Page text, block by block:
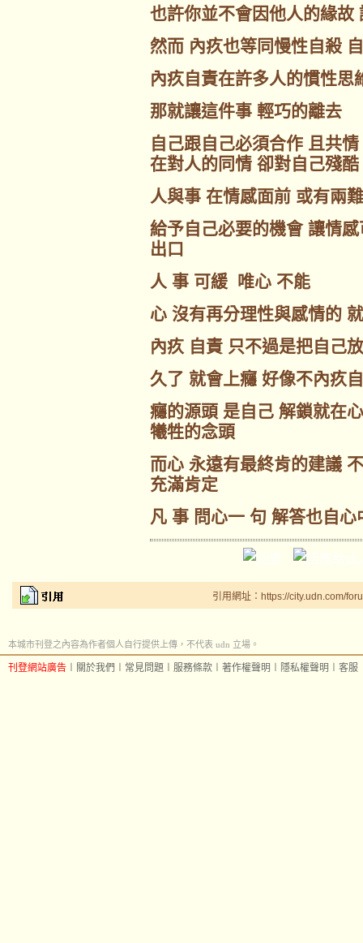
也許你並不會因他人的緣故
然而 內疚也等同慢性自殺
內疚自責在許多人的慣性思
那就讓這件事 輕巧的離去
自己跟自己必須合作 且共
在對人的同情 卻對自己殘酷
人與事 在情感面前 或有兩
給予自己必要的機會 讓情
出口
人 事 可緩 唯心 不能
心 沒有再分理性與感情的
內疚 自責 只不過是把自己
久了 就會上癮 好像不內疚
癮的源頭 是自己 解鎖就在
犧牲的念頭
而心 永遠有最終肯的建議
充滿肯定
凡 事 問心一 句 解答也自
引用網址：https://city.udn.com/
本城市刊登之內容為作者個人自行提供上傳，不代表 udn 立場。
刊登網站廣告 關於我們 常見問題 服務條款 著作權聲明 隱私權聲明 客服